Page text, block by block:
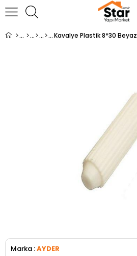
Kavalye Plastik 8*30 Beyaz
Marka :AYDER